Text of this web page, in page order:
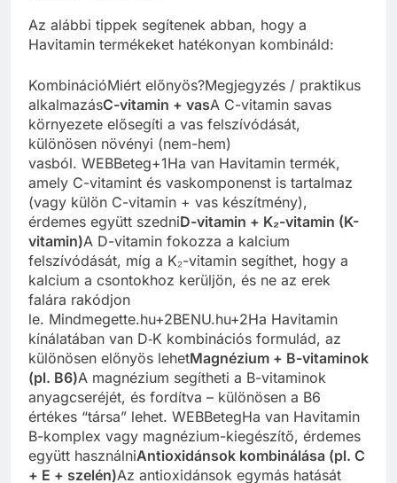
Az alábbi tippek segítenek abban, hogy a
Havitamin termékeket hatékonyan kombináld:
KombinációMiért előnyös?Megjegyzés / praktikus
alkalmazásC-vitamin + vasA C-vitamin savas
környezete elősegíti a vas felszívódását,
különösen növényi (nem-hem)
vasból. WEBBeteg+1Ha van Havitamin termék,
amely C-vitamint és vaskomponenst is tartalmaz
(vagy külön C-vitamin + vas készítmény),
érdemes együtt szedniD-vitamin + K₂-vitamin (K-
vitamin)A D-vitamin fokozza a kalcium
felszívódását, míg a K₂-vitamin segíthet, hogy a
kalcium a csontokhoz kerüljön, és ne az erek
falára rakódjon
le. Mindmegette.hu+2BENU.hu+2Ha Havitamin
kínálatában van D‑K kombinációs formulád, az
különösen előnyös lehetMagnézium + B-vitaminok
(pl. B6)A magnézium segítheti a B-vitaminok
anyagcseréjét, és fordítva – különösen a B6
értékes “társa” lehet. WEBBetegHa van Havitamin
B-komplex vagy magnézium-kiegészítő, érdemes
együtt használniAntioxidánsok kombinálása (pl. C
+ E + szelén)Az antioxidánsok egymás hatását